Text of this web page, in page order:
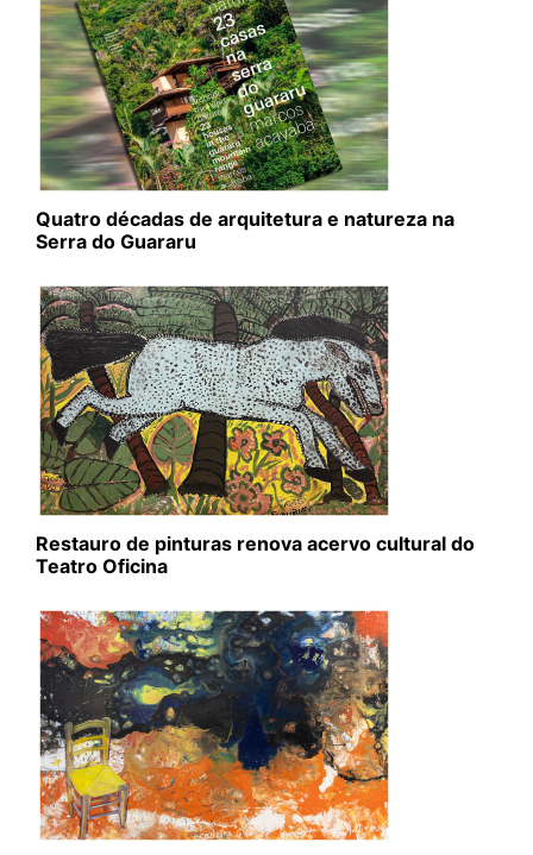
Quatro décadas de arquitetura e natureza na
Serra do Guararu
Restauro de pinturas renova acervo cultural do
Teatro Oficina